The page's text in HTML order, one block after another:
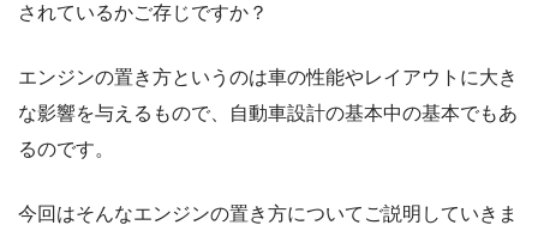
されているかご存じですか？
エンジンの置き方というのは車の性能やレイアウトに大き
な影響を与えるもので、自動車設計の基本中の基本でもあ
るのです。
今回はそんなエンジンの置き方についてご説明していきま